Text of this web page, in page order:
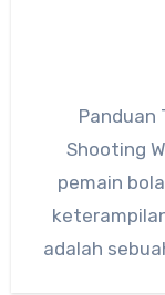
Panduan
Shooting
pemain
adalah